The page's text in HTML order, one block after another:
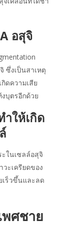
อสุจิ
ซึ่งเป็นสาเหตุ
ดความเสีย
บุตรอีกด้วย
ให้เกิด
ะในเซลล์อสุจิ
วะเครียดของ
เร็วขึ้นและลด
ศชาย